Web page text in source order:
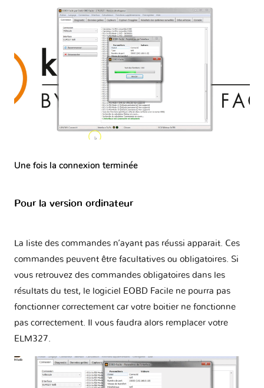
Une fois la connexion terminée
Pour la version ordinateur
La liste des commandes n’ayant pas réussi apparait. Ces
commandes peuvent être facultatives ou obligatoires. Si
vous retrouvez des commandes obligatoires dans les
résultats du test, le logiciel EOBD Facile ne pourra pas
fonctionner correctement car votre boitier ne fonctionne
pas correctement. Il vous faudra alors remplacer votre
ELM327.